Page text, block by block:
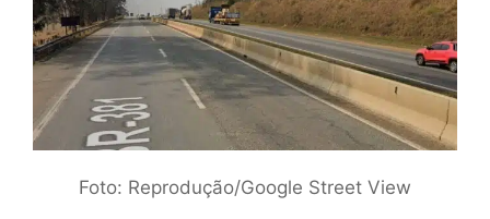
Foto: Reprodução/Google Street View